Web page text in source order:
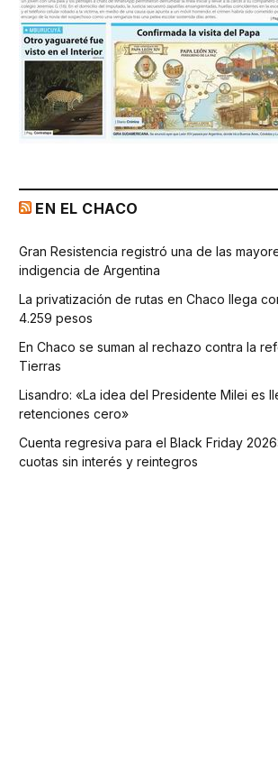
EN EL CHACO
Gran Resistencia registró una de las
indigencia de Argentina
La privatización de rutas en Chaco llega
4.259 pesos
En Chaco se suman al rechazo contra la
Tierras
Lisandro: «La idea del Presidente Milei es
retenciones cero»
Cuenta regresiva para el Black Friday
cuotas sin interés y reintegros